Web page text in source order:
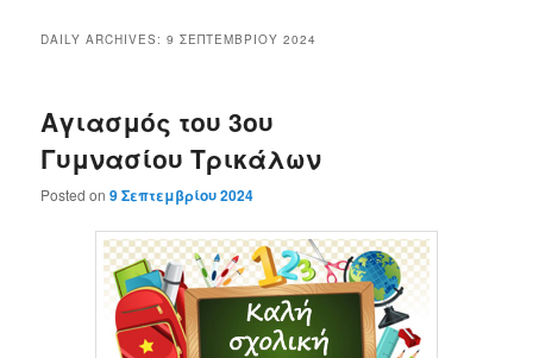
DAILY ARCHIVES:9 ΣΕΠΤΕΜΒΡΊΟΥ 2024
Αγιασμός του 3ου
Γυμνασίου Τρικάλων
Posted on9 Σεπτεμβρίου 2024